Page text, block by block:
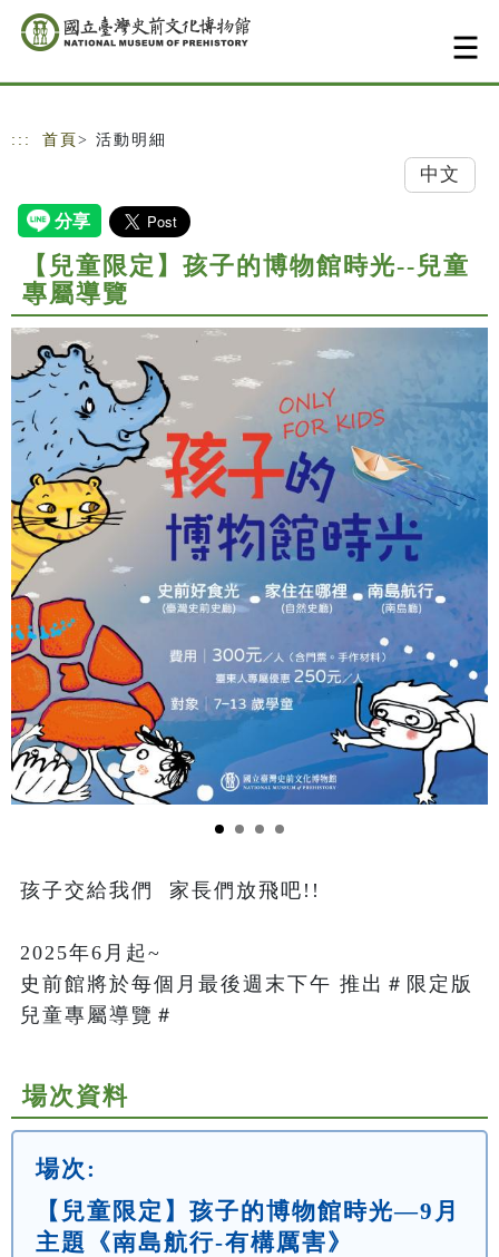
跳到主要內容
網站導覽
::: 首頁 > 活動明細
中文
【兒童限定】孩子的博物館時光--兒童
專屬導覽
孩子交給我們  家長們放飛吧!!
2025年6月起~
史前館將於每個月最後週末下午 推出＃限定版
兒童專屬導覽＃
場次資料
場次:
【兒童限定】孩子的博物館時光—9月
主題《南島航行-有構厲害》